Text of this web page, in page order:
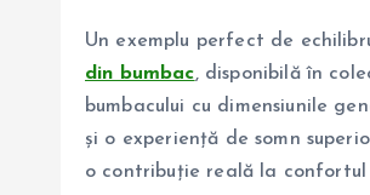
Un exemplu perfect de
din bumbac, disponibilă în
bumbacului cu dimensiunile
și o experiență de somn
o contribuție reală la confortul